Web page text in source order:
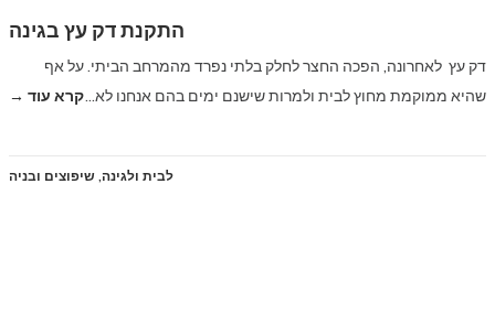
התקנת דק עץ בגינה
דק עץ לאחרונה, הפכה החצר לחלק בלתי נפרד מהמרחב הביתי. על אף
שהיא ממוקמת מחוץ לבית ולמרות שישנם ימים בהם אנחנו לא…קרא עוד →
לבית ולגינה, שיפוצים ובניה